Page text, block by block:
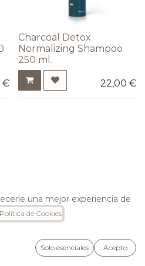
€
Charcoal Detox
Normalizing Shampoo
250 ml.
22,00 €
una mejor experiencia de
Política de Cookies
Solo esenciales Acepto